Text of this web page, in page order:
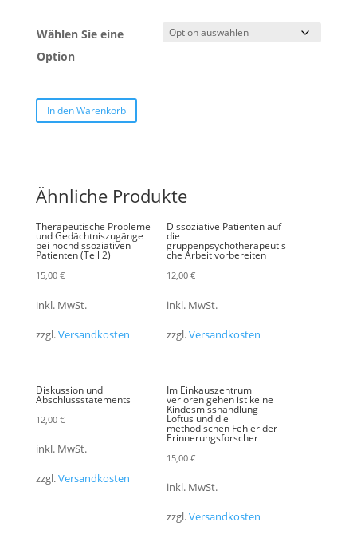
Wählen Sie eine
Option
In den Warenkorb
Ähnliche Produkte
Therapeutische Probleme
und Gedächtniszugänge
bei hochdissoziativen
Patienten (Teil 2)
15,00 €
inkl. MwSt.
zzgl.Versandkosten
Dissoziative Patienten auf
die
gruppenpsychotherapeutis
che Arbeit vorbereiten
12,00 €
inkl. MwSt.
zzgl.Versandkosten
Diskussion und
Abschlussstatements
12,00 €
inkl. MwSt.
zzgl.Versandkosten
Im Einkauszentrum
verloren gehen ist keine
Kindes­miss­handlung
Loftus und die
methodischen Fehler der
Erinnerungs­forscher
15,00 €
inkl. MwSt.
zzgl.Versandkosten